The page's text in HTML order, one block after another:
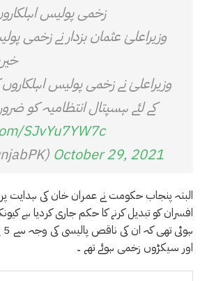
زخمی پولیس
وزیراعلیٰ عثمان بزدار نے زخمی
وزیراعلیٰ نے زخمی پولیس
کے لئے ہسپتال انتظامیہ کو
SJvYu7YW7c
October 29, 2021
البتہ پنجاب حکومت نے عمران خان کی ہدایت
افسران کو تبدیل کرنے کا حکم جاری کردیا ہے
اور سیکڑوں زخمی ہوئے تھے ۔